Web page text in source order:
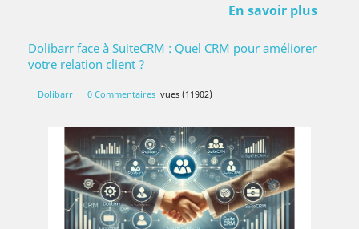
En savoir plus
Dolibarr face à SuiteCRM : Quel CRM pour améliorer
votre relation client ?
Dolibarr 0 Commentaires vues (11902)